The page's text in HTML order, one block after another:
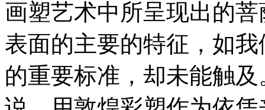
画塑艺术中所呈现出的
表面的主要的特征，如
的重要标准，却未能触